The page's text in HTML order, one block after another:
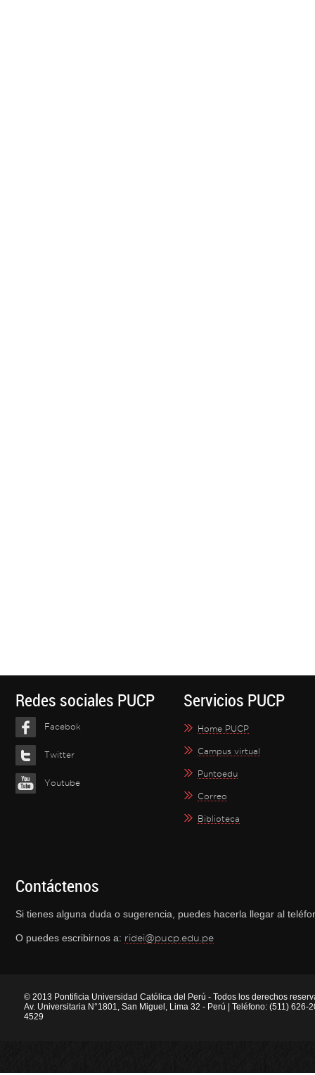
Redes sociales PUCP
Facebok
Twitter
Youtube
Servicios PUCP
Home PUCP
Campus virtual
Puntoedu
Correo
Biblioteca
Contáctenos
Si tienes alguna duda o sugerencia, puedes hacerla llegar al
O puedes escribirnos a: ridei@pucp.edu.pe
© 2013 Pontificia Universidad Católica del Perú - Todos los derechos
Av. Universitaria N°1801, San Miguel, Lima 32 - Perú | Teléfono: (511) 626-
4529